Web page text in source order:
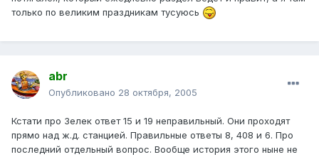
только по великим праздникам тусуюсь
abr
Опубликовано 28 октября, 2005
Кстати про Зелек ответ 15 и 19 неправильный. Они проходят
прямо над ж.д. станцией. Правильные ответы 8, 408 и 6. Про
последний отдельный вопрос. Вообще история этого ныне не